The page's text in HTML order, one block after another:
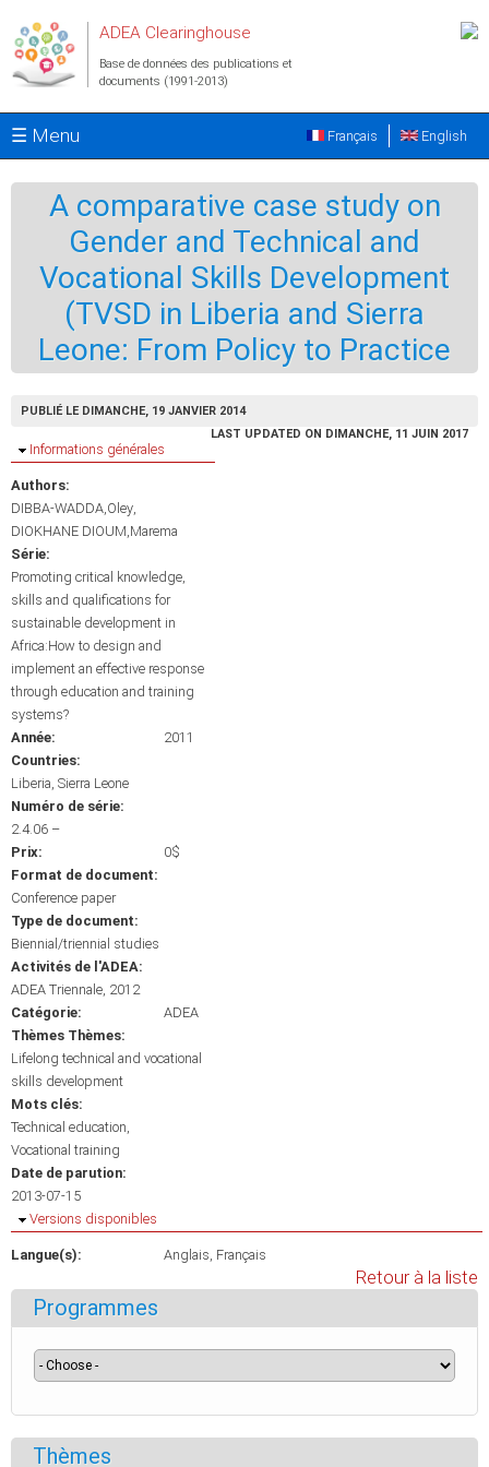
ADEA Clearinghouse
Base de données des publications et
documents (1991-2013)
☰ Menu English
Français
A comparative case study on
Gender and Technical and
Vocational Skills Development
(TVSD in Liberia and Sierra
Leone: From Policy to Practice
PUBLIÉ LE DIMANCHE, 19 JANVIER 2014
LAST UPDATED ON DIMANCHE, 11 JUIN 2017
Masquer
Informations générales
Authors:
DIBBA-WADDA,Oley
DIOKHANE DIOUM,Marema
Série:
Promoting critical knowledge,
skills and qualifications for
sustainable development in
Africa:How to design and
implement an effective response
through education and training
systems?
Année:
2011
Countries:
Liberia Sierra Leone
Numéro de série:
2.4.06 –
Prix:
0$
Format de document:
Conference paper
Type de document:
Biennial/triennial studies
Activités de l'ADEA:
ADEA Triennale, 2012
Catégorie:
ADEA
Thèmes Thèmes:
Lifelong technical and vocational
skills development
Mots clés:
Technical education
Vocational training
Date de parution:
2013-07-15
Masquer
Versions disponibles
Langue(s): Anglais Français
Retour à la liste
Programmes
Thèmes